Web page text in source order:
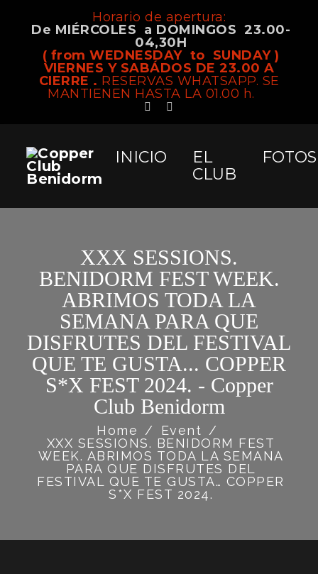
Horario de apertura:
De MIÉRCOLES a DOMINGOS 23.00-
04,30H
( from WEDNESDAY to SUNDAY )
VIERNES Y SABÁDOS DE 23.00 A
CIERRE . RESERVAS WHATSAPP. SE
MANTIENEN HASTA LA 01.00 h.
INICIO
EL
CLUB
FOTOS
XXX SESSIONS.
BENIDORM FEST WEEK.
ABRIMOS TODA LA
SEMANA PARA QUE
DISFRUTES DEL FESTIVAL
QUE TE GUSTA... COPPER
S*X FEST 2024. - Copper
Club Benidorm
Home / Event /
XXX SESSIONS. BENIDORM FEST
WEEK. ABRIMOS TODA LA SEMANA
PARA QUE DISFRUTES DEL
FESTIVAL QUE TE GUSTA… COPPER
S*X FEST 2024.